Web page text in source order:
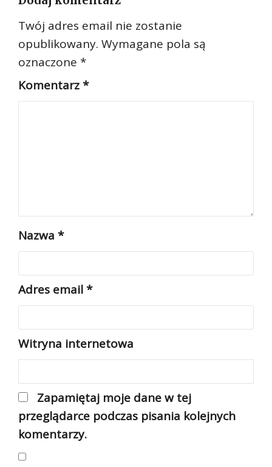
Twój adres email nie zostanie
opublikowany. Wymagane pola są
oznaczone *
Komentarz*
Nazwa *
Adres email*
Witryna internetowa
Zapamiętaj moje dane w tej
przeglądarce podczas pisania kolejnych
komentarzy.